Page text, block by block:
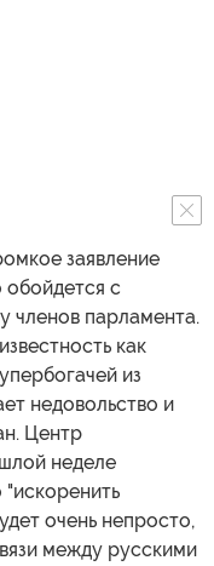
заявление
с
членов парламента.
как
из
недовольство и
Центр
неделе
очень непросто,
между русскими